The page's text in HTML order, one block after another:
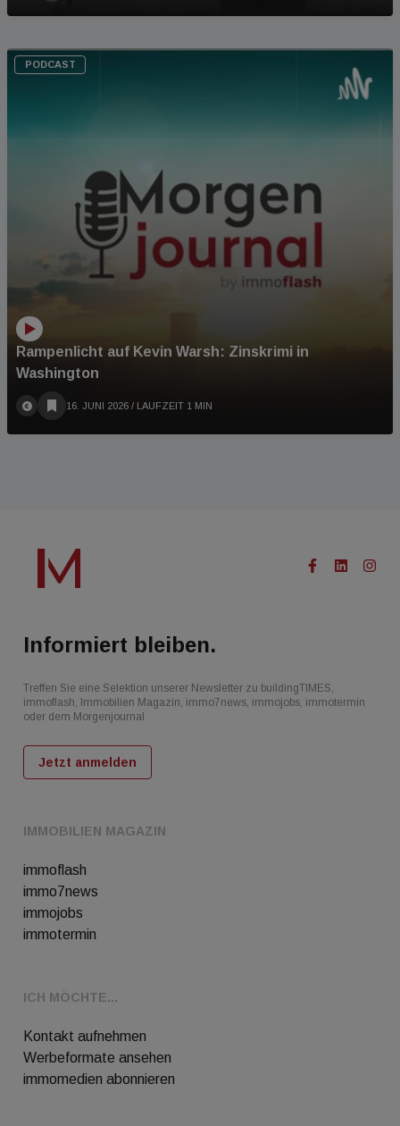
PODCAST
Rampenlicht auf Kevin Warsh: Zinskrimi in
Washington
16. JUNI 2026 / LAUFZEIT 1 MIN
IMMOBILIEN MAGAZIN
immoflash
immo7news
immojobs
immotermin
ICH MÖCHTE...
Kontakt aufnehmen
Werbeformate ansehen
immomedien abonnieren
Informiert bleiben.
Treffen Sie eine Selektion unserer Newsletter zu buildingTIMES,
immoflash, Immobilien Magazin, immo7news, immojobs, immotermin
oder dem Morgenjournal
Jetzt anmelden